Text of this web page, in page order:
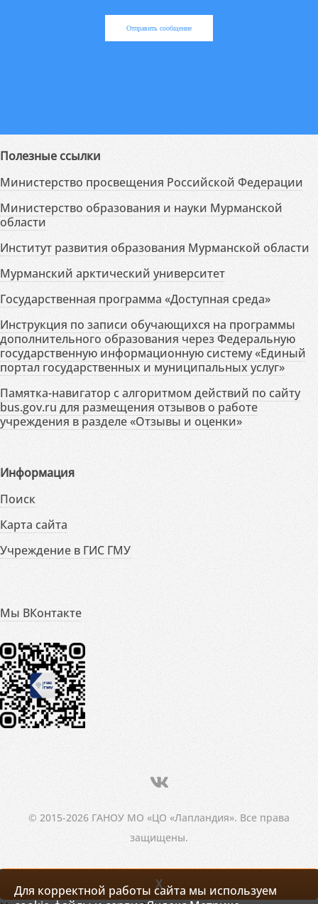
Отправить сообщение
Полезные ссылки
Министерство просвещения Российской Федерации
Министерство образования и науки Мурманской
области
Институт развития образования Мурманской области
Мурманский арктический университет
Государственная программа «Доступная среда»
Инструкция по записи обучающихся на программы
дополнительного образования через Федеральную
государственную информационную систему «Единый
портал государственных и муниципальных услуг»
Памятка-навигатор с алгоритмом действий по сайту
bus.gov.ru для размещения отзывов о работе
учреждения в разделе «Отзывы и оценки»
Информация
Поиск
Карта сайта
Учреждение в ГИС ГМУ
Мы ВКонтакте
© 2015-2026 ГАНОУ МО «ЦО «Лапландия». Все права
защищены.
Для корректной работы сайта мы используем
X